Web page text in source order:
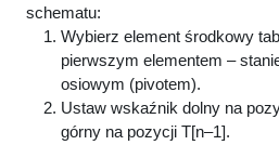
schematu:
Wybierz element środkowy
pierwszym elementem –
osiowym (pivotem).
Ustaw wskaźnik dolny na
górny na pozycji T[n–1].